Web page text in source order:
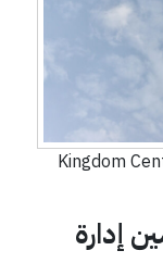
Kingdom
إدارة